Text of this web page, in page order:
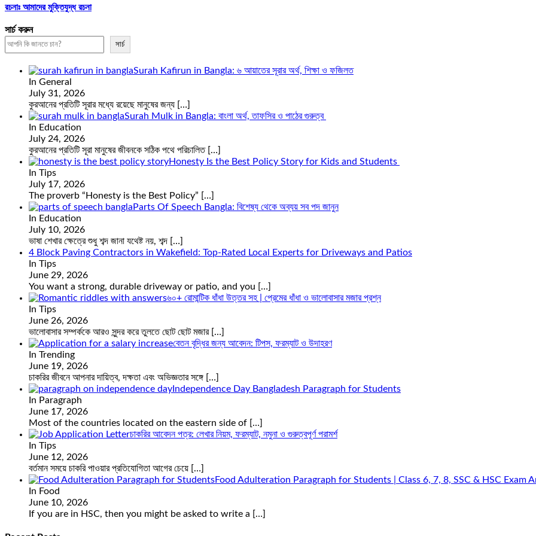
রচনাঃ আমাদের মুক্তিযুদ্ধ রচনা
সার্চ করুন
সার্চ
Surah Kafirun in Bangla: ৬ আয়াতের সূরার অর্থ, শিক্ষা ও ফজিলত
In General
July 31, 2026
কুরআনের প্রতিটি সূরার মধ্যে রয়েছে মানুষের জন্য […]
Surah Mulk in Bangla: বাংলা অর্থ, তাফসির ও পাঠের গুরুত্ব
In Education
July 24, 2026
কুরআনের প্রতিটি সূরা মানুষের জীবনকে সঠিক পথে পরিচালিত […]
Honesty Is the Best Policy Story for Kids and Students
In Tips
July 17, 2026
The proverb “Honesty is the Best Policy” […]
Parts Of Speech Bangla: বিশেষ্য থেকে অব্যয় সব পদ জানুন
In Education
July 10, 2026
ভাষা শেখার ক্ষেত্রে শুধু শব্দ জানা যথেষ্ট নয়, শব্দ […]
4 Block Paving Contractors in Wakefield: Top-Rated Local Experts for Driveways and Patios
In Tips
June 29, 2026
You want a strong, durable driveway or patio, and you […]
৬০+ রোমান্টিক ধাঁধা উত্তর সহ | প্রেমের ধাঁধা ও ভালোবাসার মজার প্রশ্ন
In Tips
June 26, 2026
ভালোবাসার সম্পর্ককে আরও সুন্দর করে তুলতে ছোট ছোট মজার […]
বেতন বৃদ্ধির জন্য আবেদন: টিপস, ফরম্যাট ও উদাহরণ
In Trending
June 19, 2026
চাকরির জীবনে আপনার দায়িত্ব, দক্ষতা এবং অভিজ্ঞতার সঙ্গে […]
Independence Day Bangladesh Paragraph for Students
In Paragraph
June 17, 2026
Most of the countries located on the eastern side of […]
চাকরির আবেদন পত্র: লেখার নিয়ম, ফরম্যাট, নমুনা ও গুরুত্বপূর্ণ পরামর্শ
In Tips
June 12, 2026
বর্তমান সময়ে চাকরি পাওয়ার প্রতিযোগিতা আগের চেয়ে […]
Food Adulteration Paragraph for Students | Class 6, 7, 8, SSC & HSC Exam
In Food
June 10, 2026
If you are in HSC, then you might be asked to write a […]